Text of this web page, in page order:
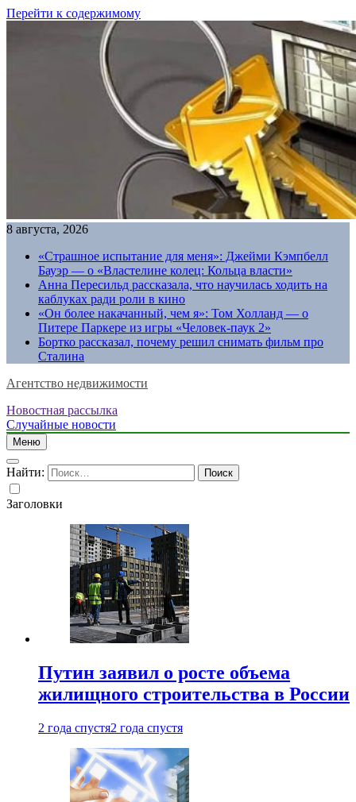
Перейти к содержимому
8 августа, 2026
«Страшное испытание для меня»: Джейми Кэмпбелл
Бауэр — о «Властелине колец: Кольца власти»
Анна Пересильд рассказала, что научилась ходить на
каблуках ради роли в кино
«Он более накачанный, чем я»: Том Холланд — о
Питере Паркере из игры «Человек-паук 2»
Бортко рассказал, почему решил снимать фильм про
Сталина
Агентство недвижимости
Новостная рассылка
Случайные новости
Меню
Найти:
Заголовки
Путин заявил о росте объема
жилищного строительства в России
2 года спустя2 года спустя